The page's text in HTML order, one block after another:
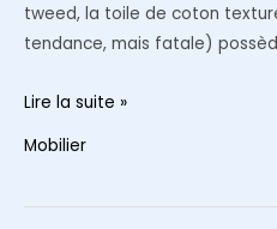
tweed, la toile de coton
tendance, mais fatale)
Quel
Lire la suite »
Mobilier